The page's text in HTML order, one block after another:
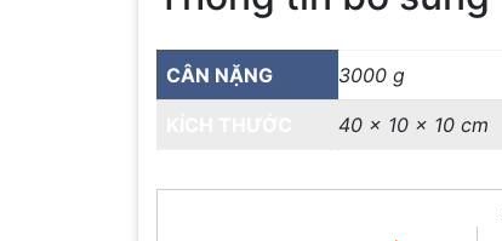
CÂN NẶNG 3000 g
40 × 10 × 10 cm